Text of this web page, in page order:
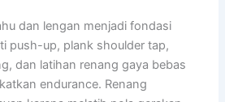
dan lengan menjadi fondasi
push-up, plank shoulder tap,
dan latihan renang gaya bebas
endurance. Renang